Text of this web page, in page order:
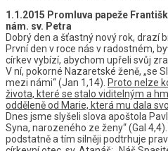
1.1.2015 Promluva papeže
nám. sv. Petra
Dobrý den a šťastný nový rok, drazí
První den v roce nás v radostném,
církev vybízí, abychom upřeli svůj
V ní, pokorné Nazaretské ženě, „se
mezi námi“ (Jan 1,14). Proto nelze
života, které se stalo viditelným a
odděleně od Marie, která mu dala
Dnes jsme slyšeli slova apoštola
Syna, narozeného ze ženy“ (Gal
podstatně a tím silněji podtrhuje